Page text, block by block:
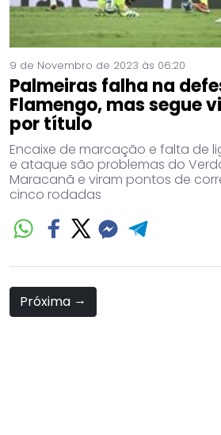
9 de Novembro de 2023 às 06:20
Palmeiras falha na
Flamengo, mas segue
por título
Encaixe de marcação e falta de
e ataque são problemas do
Maracanã e viram pontos de
cinco rodadas
Próxima →